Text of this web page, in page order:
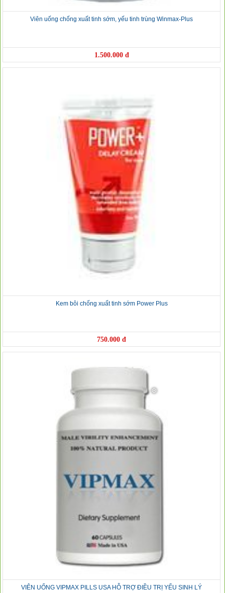
Viên uống chống xuất tinh sớm, yếu tinh trùng Winmax-Plus
1.500.000 đ
Kem bôi chống xuất tinh sớm Power Plus
750.000 đ
VIÊN UỐNG VIPMAX PILLS USA HỖ TRỢ ĐIỀU TRỊ YẾU SINH LÝ